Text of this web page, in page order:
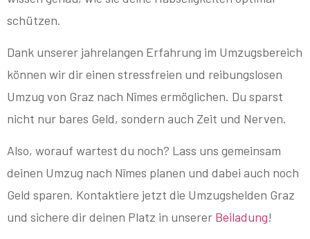
schützen.
Dank unserer jahrelangen Erfahrung im Umzugsbereich
können wir dir einen stressfreien und reibungslosen
Umzug von Graz nach Nîmes ermöglichen. Du sparst
nicht nur bares Geld, sondern auch Zeit und Nerven.
Also, worauf wartest du noch? Lass uns gemeinsam
deinen Umzug nach Nîmes planen und dabei auch noch
Geld sparen. Kontaktiere jetzt die Umzugshelden Graz
und sichere dir deinen Platz in unserer Beiladung!